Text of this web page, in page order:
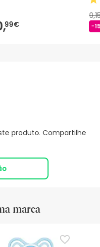
99€ -
produto. Compartilhe
marca